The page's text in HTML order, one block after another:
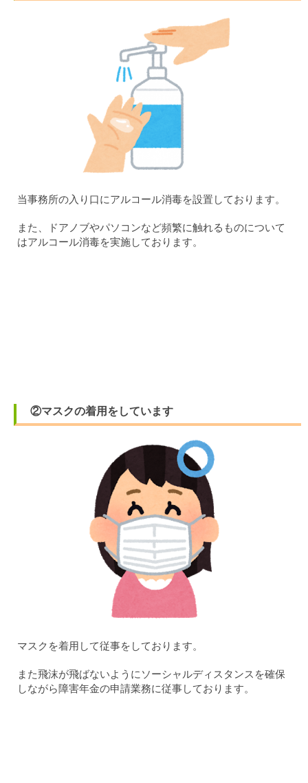
当事務所の入り口にアルコール消毒を設置しております。
また、ドアノ ブやパソコンなど頻繁に触れるものについて
はアルコール消毒を実施しております。
②マスクの着用をしています
マスクを着用して従事をしております。
また飛沫が飛ばないようにソーシャルディスタンスを確保
しながら障害年金の申請業務に従事しております。